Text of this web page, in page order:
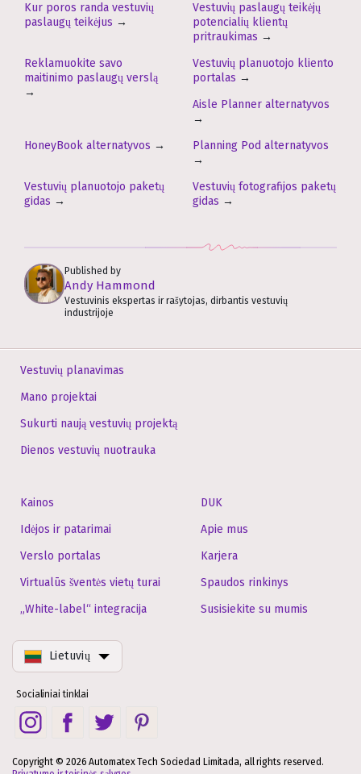
Kur poros randa vestuvių
paslaugų teikėjus →
Vestuvių paslaugų teikėjų
potencialių klientų
pritraukimas →
Reklamuokite savo
maitinimo paslaugų verslą
→
Vestuvių planuotojo kliento
portalas →
Aisle Planner alternatyvos
→
HoneyBook alternatyvos →
Planning Pod alternatyvos
→
Vestuvių planuotojo paketų
gidas →
Vestuvių fotografijos paketų
gidas →
Published by
Andy Hammond
Vestuvinis ekspertas ir rašytojas, dirbantis vestuvių
industrijoje
Vestuvių planavimas
Mano projektai
Sukurti naują vestuvių projektą
Dienos vestuvių nuotrauka
Kainos
Idėjos ir patarimai
Verslo portalas
Virtualūs šventės vietų turai
„White-label“ integracija
DUK
Apie mus
Karjera
Spaudos rinkinys
Susisiekite su mumis
Lietuvių
Socialiniai tinklai
Copyright © 2026 Automatex Tech Sociedad Limitada, all rights reserved.